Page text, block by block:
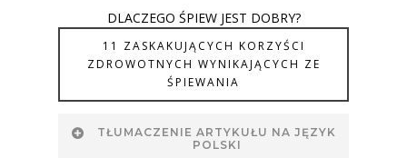
DLACZEGO ŚPIEW JEST DOBRY?
11 ZASKAKUJĄCYCH KORZYŚCI
ZDROWOTNYCH WYNIKAJĄCYCH ZE
ŚPIEWANIA
TŁUMACZENIE ARTYKUŁU NA JĘZYK
POLSKI